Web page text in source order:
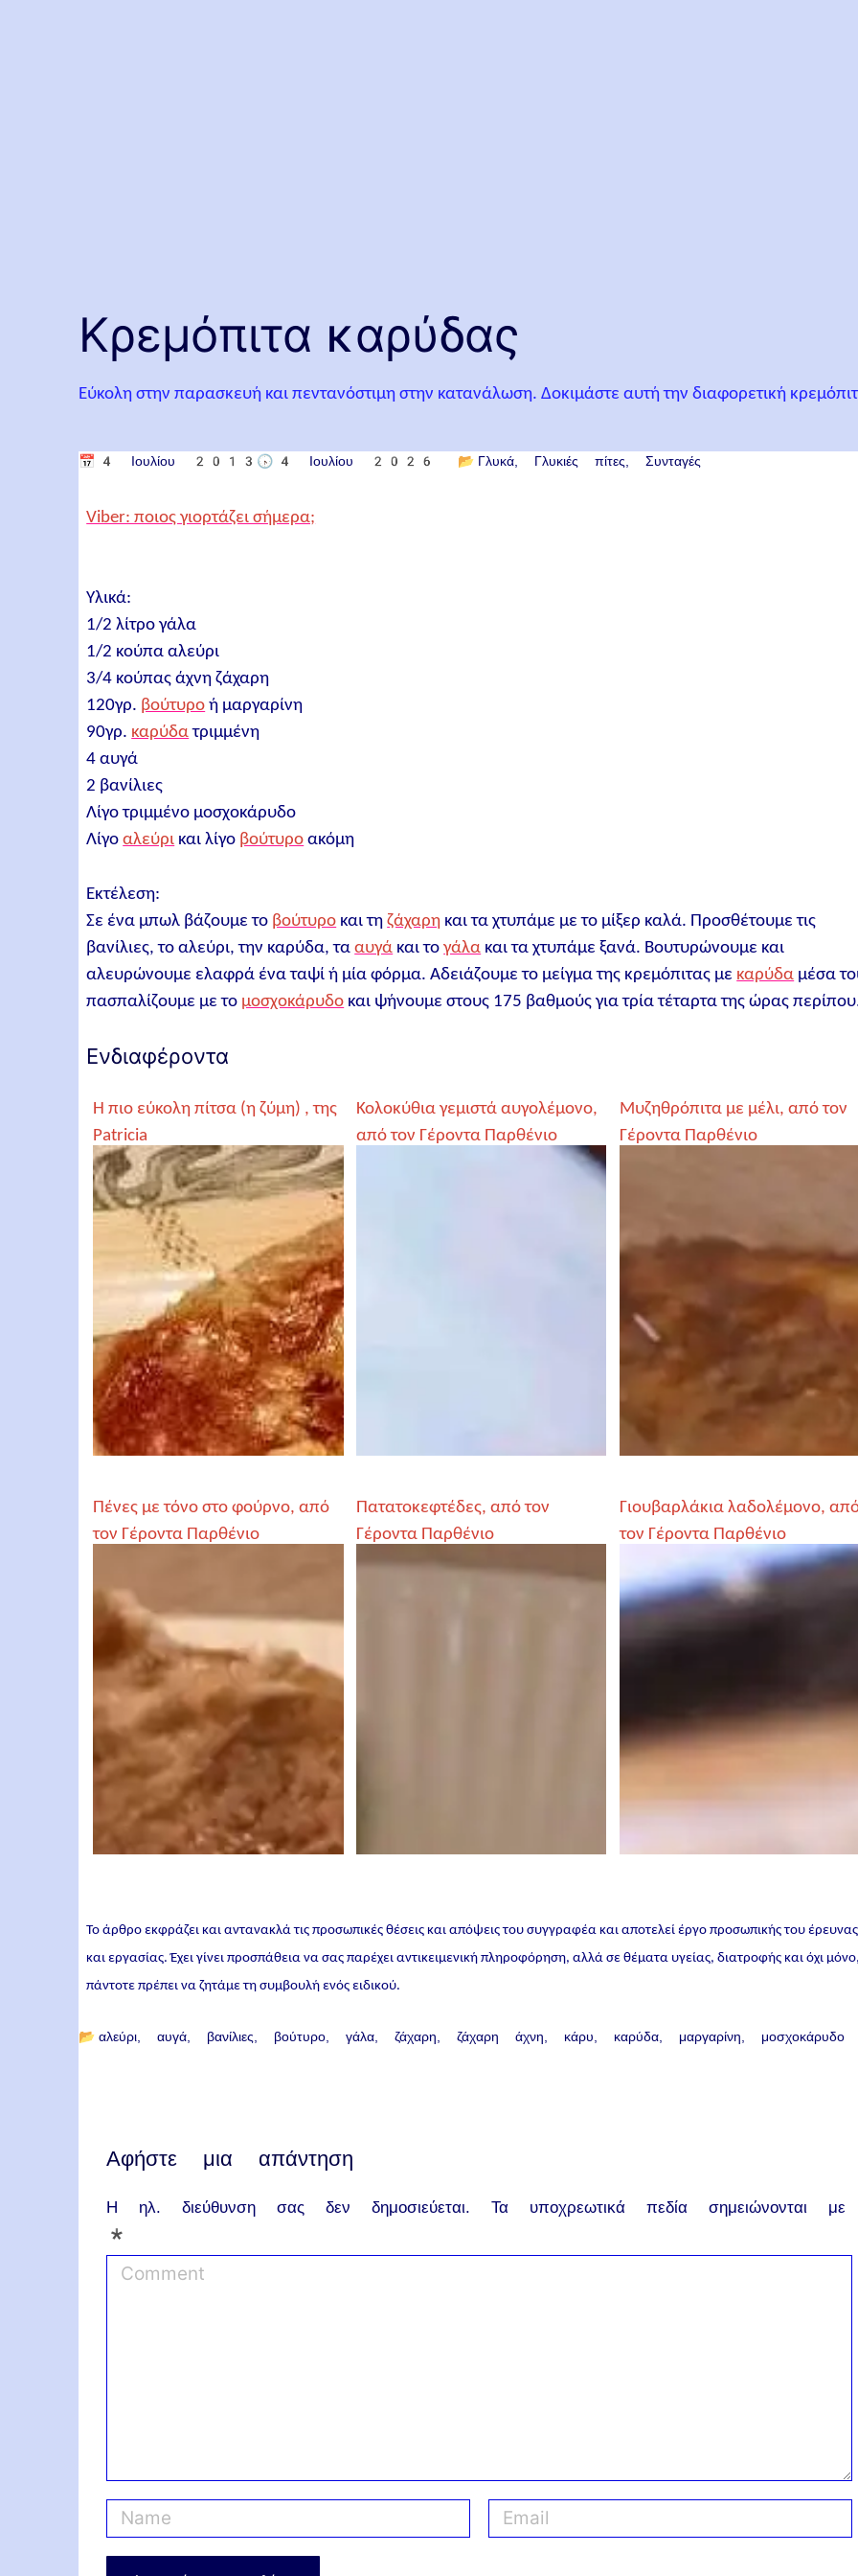
Κρεμόπιτα καρύδας
Εύκολη στην παρασκευή και πεντανόστιμη στην κατανάλωση. Δοκιμάστε αυτή την διαφορετική
📅 4 Ιουλίου 2013 🕟 4 Ιουλίου 2026 📂 Γλυκά Γλυκιές πίτες Συνταγές
Viber: ποιος γιορτάζει σήμερα;
Υλικά:
1/2 λίτρο γάλα
1/2 κούπα αλεύρι
3/4 κούπας άχνη ζάχαρη
120γρ. βούτυρο ή μαργαρίνη
90γρ. καρύδατριμμένη
4 αυγά
2 βανίλιες
Λίγο τριμμένο μοσχοκάρυδο
Λίγοαλεύρι και λίγο βούτυρο ακόμη
Εκτέλεση:
Σε ένα μπωλ βάζουμε το βούτυρο και τηζάχαρη και τα χτυπάμε με το μίξερ καλά. Προσθέτουμε τις
βανίλιες, το αλεύρι, την καρύδα, τααυγά και τογάλα και τα χτυπάμε ξανά. Βουτυρώνουμε και
αλευρώνουμε ελαφρά ένα ταψί ή μία φόρμα. Αδειάζουμε το μείγμα της κρεμόπιτας με καρύδα μέσα
πασπαλίζουμε με το μοσχοκάρυδο και ψήνουμε στους 175 βαθμούς για τρία τέταρτα της ώρας
Ενδιαφέροντα
Η πιο εύκολη πίτσα (η ζύμη) , της
Patricia
Κολοκύθια γεμιστά αυγολέμονο,
από τον Γέροντα Παρθένιο
Μυζηθρόπιτα με μέλι, από τον
Γέροντα Παρθένιο
Πένες με τόνο στο φούρνο, από
τον Γέροντα Παρθένιο
Πατατοκεφτέδες, από τον
Γέροντα Παρθένιο
Γιουβαρλάκια λαδολέμονο,
τον Γέροντα Παρθένιο
Το άρθρο εκφράζει και αντανακλά τις προσωπικές θέσεις και απόψεις του συγγραφέα και αποτελεί έργο προσωπικής του έρευνας
και εργασίας. Έχει γίνει προσπάθεια να σας παρέχει αντικειμενική πληροφόρηση, αλλά σε θέματα υγείας, διατροφής και όχι
πάντοτε πρέπει να ζητάμε τη συμβουλή ενός ειδικού.
📂 αλεύρι αυγά βανίλιες βούτυρο γάλα ζάχαρη ζάχαρη άχνη κάρυ καρύδα μαργαρίνη μοσχοκάρυδο
Αφήστε μια απάντηση
Η ηλ. διεύθυνση σας δεν δημοσιεύεται.
Τα υποχρεωτικά πεδία σημειώνονται με
*
a
m